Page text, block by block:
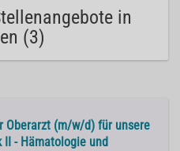
in
(3)
Oberarzt (m/w/d) für unsere
- Hämatologie und